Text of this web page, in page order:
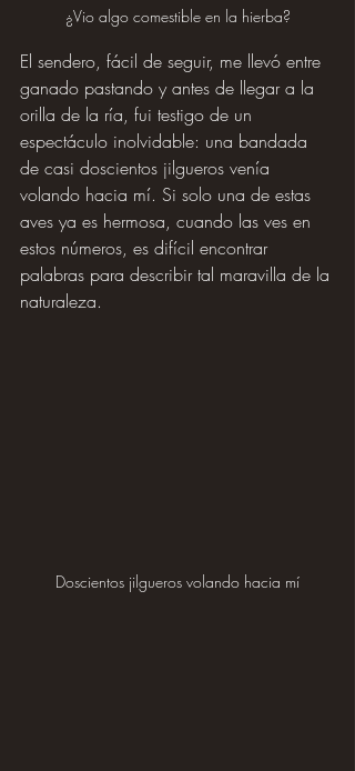
¿Vio algo comestible en la hierba?
El sendero, fácil de seguir, me llevó entre
ganado pastando y antes de llegar a la
orilla de la ría, fui testigo de un
espectáculo inolvidable: una bandada
de casi doscientos jilgueros venía
volando hacia mí. Si solo una de estas
aves ya es hermosa, cuando las ves en
estos números, es difícil encontrar
palabras para describir tal maravilla de la
naturaleza.
Doscientos jilgueros volando hacia mí